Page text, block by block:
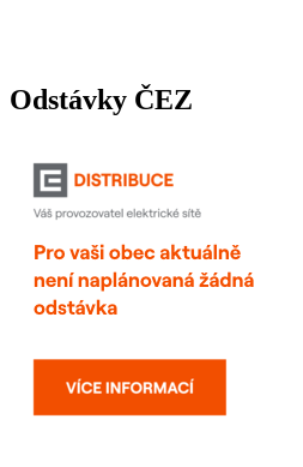
Odstávky ČEZ